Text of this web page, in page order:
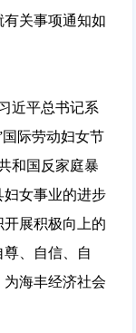
关事项通知如
近平总书记系
际劳动妇女节
和国反家庭暴
女事业的进步
展积极向上的
、自信、自
海丰经济社会